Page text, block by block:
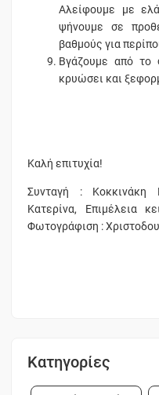
Αλείφουμε με
ψήνουμε σε
βαθμούς για
Βγάζουμε από το
κρυώσει και
Καλή επιτυχία!
Συνταγή : Κοκκινάκη
Κατερίνα, Επιμέλεια
Φωτογράφιση :
Κατηγορίες